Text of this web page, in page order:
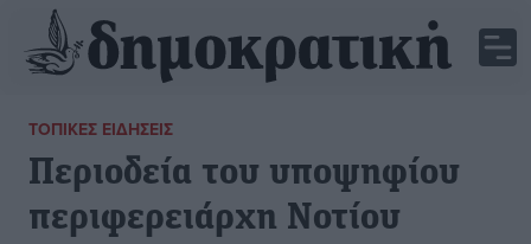
ΤΟΠΙΚΈΣ ΕΙΔΉΣΕΙΣ
Περιοδεία του υποψηφίου
περιφερειάρχη Νοτίου